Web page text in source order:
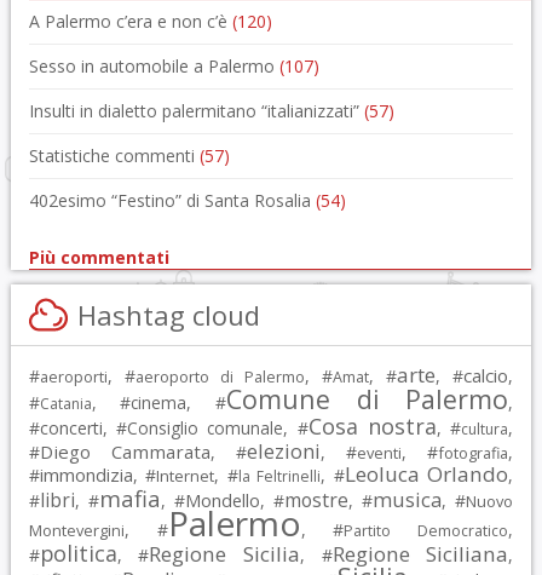
A Palermo c’era e non c’è (120)
Sesso in automobile a Palermo (107)
Insulti in dialetto palermitano “italianizzati” (57)
Statistiche commenti (57)
402esimo “Festino” di Santa Rosalia (54)
Più commentati
Hashtag cloud
#aeroporti, #aeroporto di Palermo, #Amat, #arte, #calcio,
#Catania, #cinema, #Comune di Palermo,
#concerti, #Consiglio comunale, #Cosa nostra, #cultura,
#Diego Cammarata, #elezioni, #eventi, #fotografia,
#immondizia, #Internet, #la Feltrinelli, #Leoluca Orlando,
#libri, #mafia, #Mondello, #mostre, #musica, #Nuovo
Montevergini, #Palermo, #Partito Democratico,
#politica, #Regione Sicilia, #Regione Siciliana,